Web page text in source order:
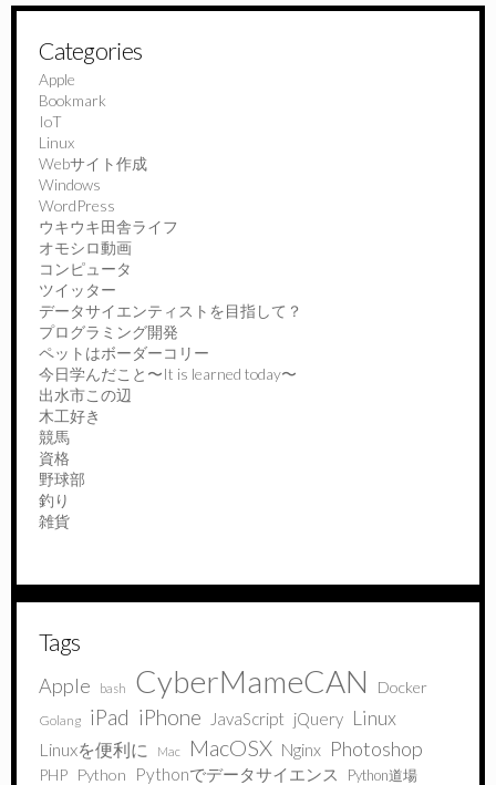
Categories
Apple
Bookmark
IoT
Linux
Webサイト作成
Windows
WordPress
ウキウキ田舎ライフ
オモシロ動画
コンピュータ
ツイッター
データサイエンティストを目指して？
プログラミング開発
ペットはボーダーコリー
今日学んだこと〜It is learned today〜
出水市この辺
木工好き
競馬
資格
野球部
釣り
雑貨
Tags
Apple bash CyberMameCAN Docker
Golang iPad iPhone JavaScript jQuery Linux
Linuxを便利に Mac MacOSX Nginx Photoshop
PHP Python Pythonでデータサイエンス Python道場